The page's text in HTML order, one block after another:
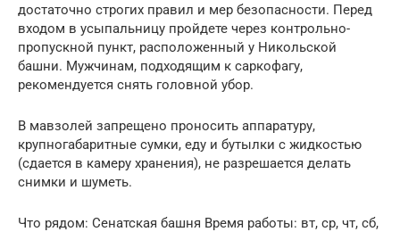
достаточно строгих правил и мер безопасности. Перед
входом в усыпальницу пройдете через контрольно-
пропускной пункт, расположенный у Никольской
башни. Мужчинам, подходящим к саркофагу,
рекомендуется снять головной убор.
В мавзолей запрещено проносить аппаратуру,
крупногабаритные сумки, еду и бутылки с жидкостью
(сдается в камеру хранения), не разрешается делать
снимки и шуметь.
Что рядом: Сенатская башня Время работы: вт, ср, чт, сб,